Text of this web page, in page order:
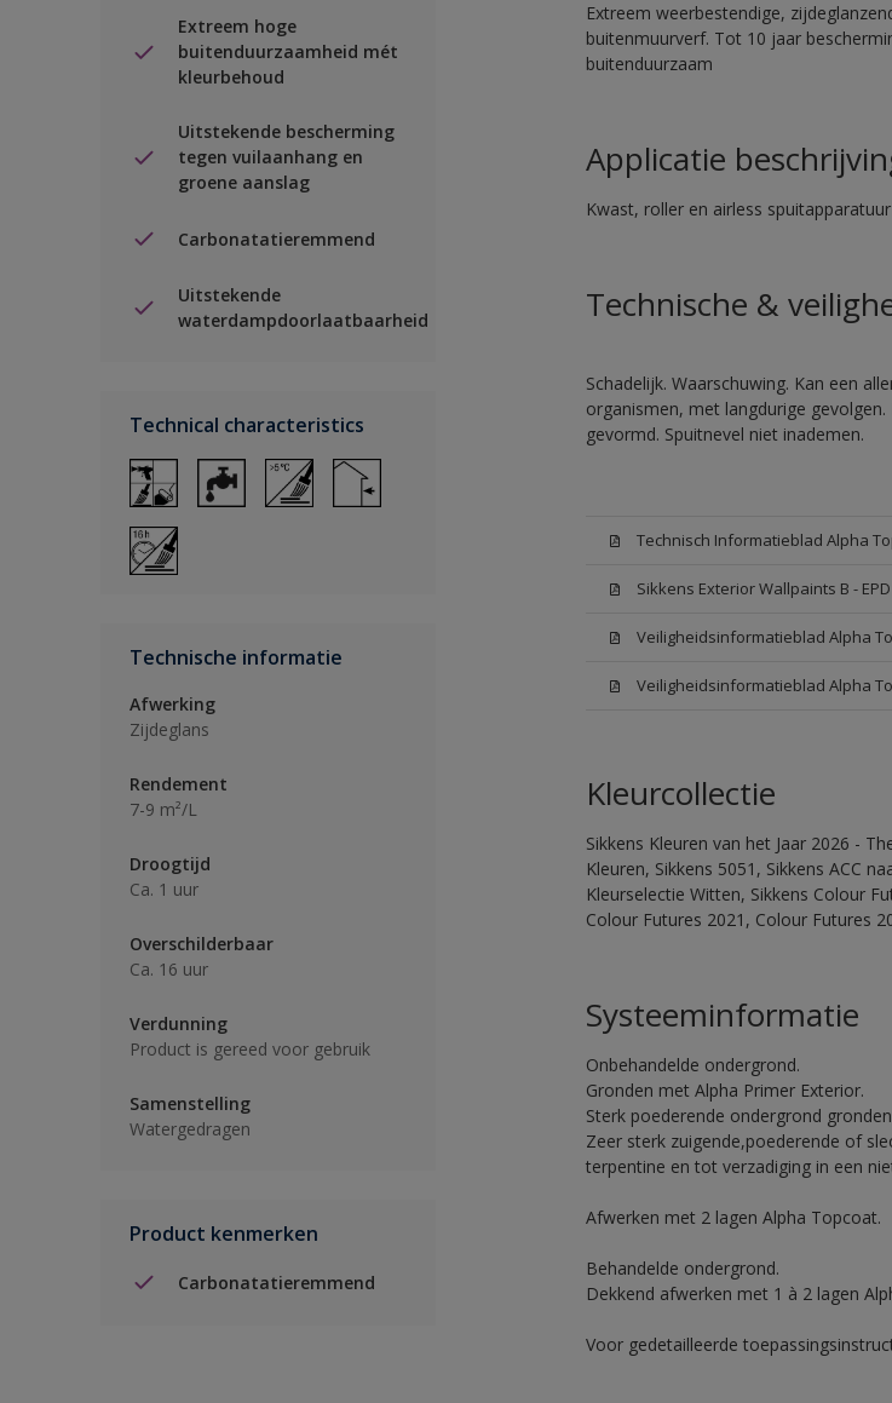
Extreem hoge
buitenduurzaamheid mét
kleurbehoud
Uitstekende bescherming
tegen vuilaanhang en
groene aanslag
Carbonatatieremmend
Uitstekende
waterdampdoorlaatbaarheid
Technical characteristics
Technische informatie
Afwerking
Zijdeglans
Rendement
7-9 m²/L
Droogtijd
Ca. 1 uur
Overschilderbaar
Ca. 16 uur
Verdunning
Product is gereed voor gebruik
Samenstelling
Watergedragen
Product kenmerken
Carbonatatieremmend
Extreem weerbestendige,
buitenmuurverf. Tot 10 jaar
buitenduurzaam
Applicatie
Kwast, roller en airless spuitapparatuur
Technische &
Schadelijk. Waarschuwing. Kan een
organismen, met langdurige
gevormd. Spuitnevel niet inademen.
Technisch Informatieblad Alpha
Sikkens Exterior Wallpaints B -
Veiligheidsinformatieblad Alpha
Veiligheidsinformatieblad Alpha
Kleurcollectie
Sikkens Kleuren van het Jaar 2026 -
Kleuren, Sikkens 5051, Sikkens ACC
Kleurselectie Witten, Sikkens Colour
Colour Futures 2021, Colour Futures
Systeeminformatie
Onbehandelde ondergrond.
Gronden met Alpha Primer Exterior.
Sterk poederende ondergrond
Zeer sterk zuigende,poederende of
terpentine en tot verzadiging in een
Afwerken met 2 lagen Alpha Topcoat.
Behandelde ondergrond.
Dekkend afwerken met 1 à 2 lagen
Voor gedetailleerde